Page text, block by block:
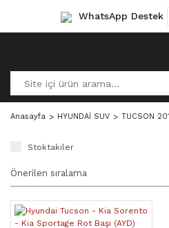
WhatsApp Destek
Anasayfa HYUNDAİ SUV TUCSON
Stoktakiler